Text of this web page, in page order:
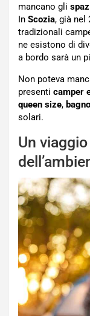
mancano gli
In Scozia, già nel
tradizionali
ne esistono di
a bordo sarà un
Non poteva
presenti camper
queen size, bagno
solari.
Un